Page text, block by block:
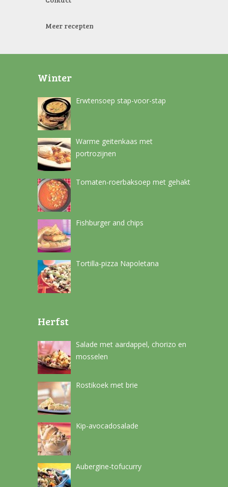
Meer recepten
Winter
Erwtensoep stap-voor-stap
Warme geitenkaas met
portrozijnen
Tomaten-roerbaksoep met gehakt
Fishburger and chips
Tortilla-pizza Napoletana
Herfst
Salade met aardappel, chorizo en
mosselen
Rostikoek met brie
Kip-avocadosalade
Aubergine-tofucurry